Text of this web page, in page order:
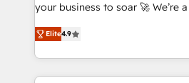
ISO 42001 Ready for the next step? Click the 👈
'𝗖𝗼𝗻𝘁𝗮𝗰𝘁 𝗯𝘂𝘀𝗶𝗻𝗲𝘀𝘀' button to
𝘴𝘶𝘱𝘦𝘳 𝘳𝘦𝘴𝘱𝘰𝘯𝘴𝘪𝘷𝘦)
your business to soar 🚀 We’re a team of accredited
HubSpot experts ready to help you. We
implement the platform into
environments, optimise what
sure you can actually use it,
Elite4.9